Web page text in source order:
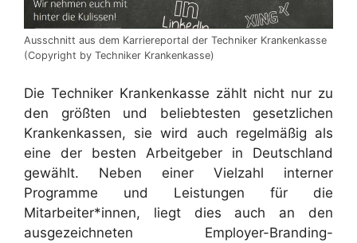
Ausschnitt aus dem Karriereportal der Techniker Krankenkasse
(Copyright by Techniker Krankenkasse)
Die Techniker Krankenkasse zählt nicht nur zu
den größten und beliebtesten gesetzlichen
Krankenkassen, sie wird auch regelmäßig als
eine der besten Arbeitgeber in Deutschland
gewählt. Neben einer Vielzahl interner
Programme und Leistungen für die
Mitarbeiter*innen, liegt dies auch an den
ausgezeichneten Employer-Branding-